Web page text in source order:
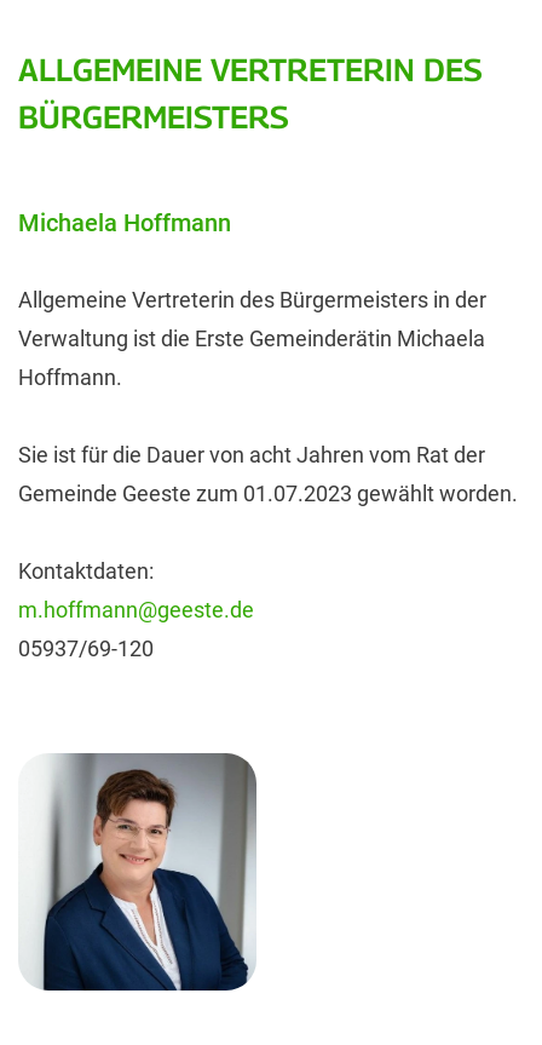
ALLGEMEINE VERTRETERIN DES
BÜRGERMEISTERS
Michaela Hoffmann
Allgemeine Vertreterin des Bürgermeisters in der
Verwaltung ist die Erste Gemeinderätin Michaela
Hoffmann.
Sie ist für die Dauer von acht Jahren vom Rat der
Gemeinde Geeste zum 01.07.2023 gewählt worden.
Kontaktdaten:
m.hoffmann@geeste.de
05937/69-120